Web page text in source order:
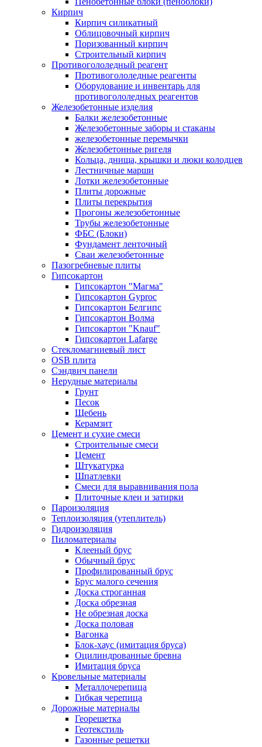
Кирпич
Кирпич силикатный
Облицовочный кирпич
Поризованный кирпич
Строительный кирпич
Противогололедный реагент
Противогололедные реагенты
Оборудование и инвентарь для
противогололедных реагентов
Железобетонные изделия
Балки железобетонные
Железобетонные заборы и стаканы
железобетонные перемычки
Железобетонные ригеля
Кольца, днища, крышки и люки колодцев
Лестничные марши
Лотки железобетонные
Плиты дорожные
Плиты перекрытия
Прогоны железобетонные
Трубы железобетонные
ФБС (Блоки)
Фундамент ленточный
Сваи железобетонные
Пазогребневые плиты
Гипсокартон
Гипсокартон "Магма"
Гипсокартон Gyproc
Гипсокартон Белгипс
Гипсокартон Волма
Гипсокартон "Knauf"
Гипсокартон Lafarge
Стекломагниевый лист
OSB плита
Сэндвич панели
Нерудные материалы
Грунт
Песок
Щебень
Керамзит
Цемент и сухие смеси
Строительные смеси
Цемент
Штукатурка
Шпатлевки
Смеси для выравнивания пола
Плиточные клеи и затирки
Пароизоляция
Теплоизоляция (утеплитель)
Гидроизоляция
Пиломатериалы
Клееный брус
Обычный брус
Профилированный брус
Брус малого сечения
Доска строганная
Доска обрезная
Не обрезная доска
Доска половая
Вагонка
Блок-хаус (имитация бруса)
Оцилиндрованные бревна
Имитация бруса
Кровельные материалы
Металлочерепица
Гибкая черепица
Дорожные материалы
Георешетка
Геотекстиль
Газонные решетки